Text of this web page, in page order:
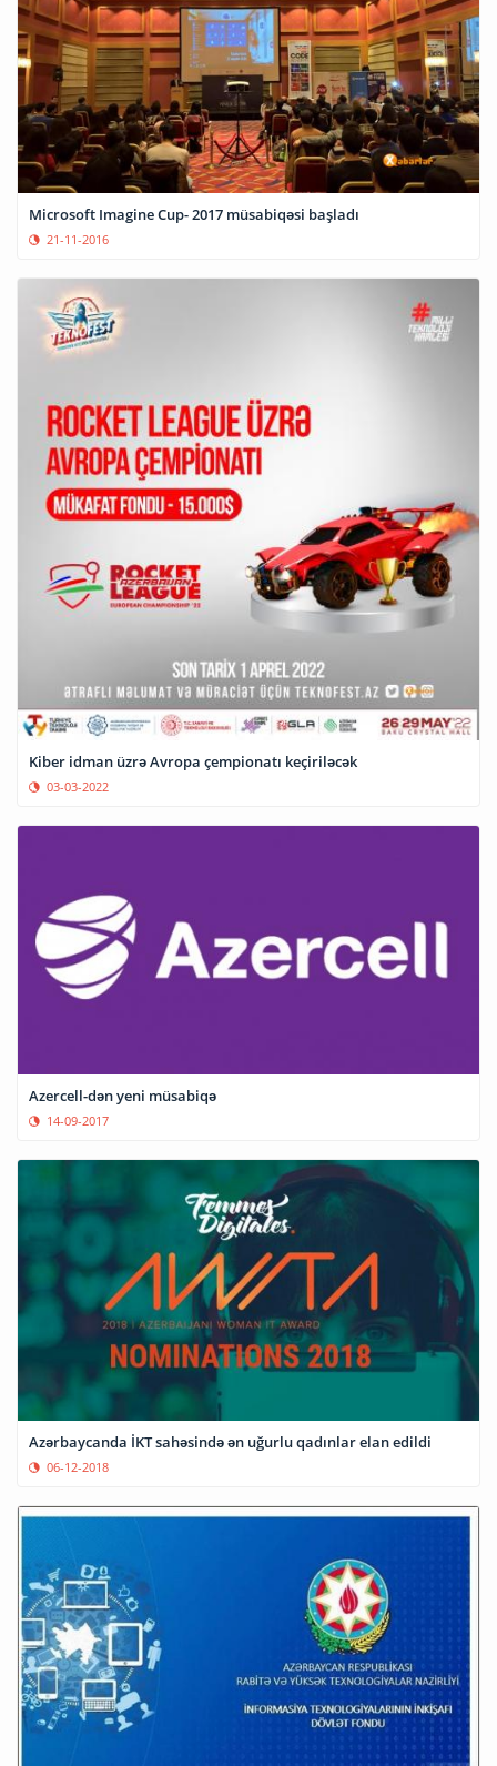
Microsoft Imagine Cup- 2017 müsabiqəsi başladı
21-11-2016
Kiber idman üzrə Avropa çempionatı keçiriləcək
03-03-2022
Azercell-dən yeni müsabiqə
14-09-2017
Azərbaycanda İKT sahəsində ən uğurlu qadınlar elan edildi
06-12-2018